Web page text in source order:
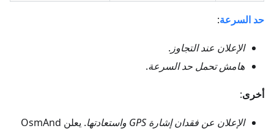
حد السرعة:
الإعلان عند التجاوز .
هامش تحمل حد السرعة.
أخرى:
الإعلان عن فقدان إشارة GPS واستعادتها
. يعلن OsmAnd